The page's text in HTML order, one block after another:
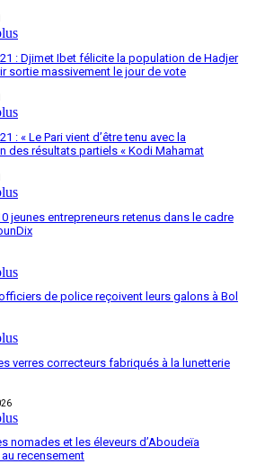
: Djimet Ibet félicite la population de Hadjer
sortie massivement le jour de vote
: « Le Pari vient d’être tenu avec la
des résultats partiels « Kodi Mahamat
jeunes entrepreneurs retenus dans le cadre
de police reçoivent leurs galons à Bol
verres correcteurs fabriqués à la lunetterie
nomades et les éleveurs d’Aboudeïa
recensement